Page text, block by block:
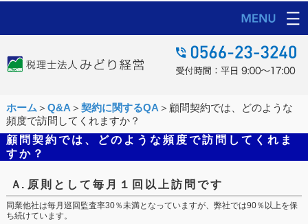
ホーム ＞ Q&A ＞ 契約に関するQA ＞顧問契約では、どのような
頻度で訪問してくれますか？
顧問契約では、どのような頻度で訪問してくれま
すか？
Ａ. 原則として毎月１回以上訪問です
同業他社は毎月巡回監査率30％未満となっていますが、弊社では90％以上を保
ち続けています。